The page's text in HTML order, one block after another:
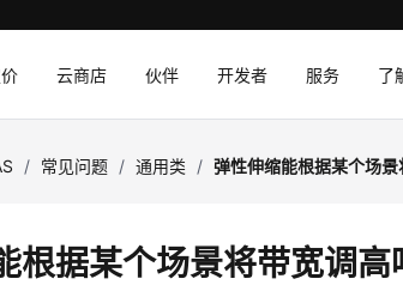
云商店 伙伴 开发者 服务 了
/ 常见问题 / 通用类 / 弹性伸缩能根据某个场景
根据某个场景将带宽调高